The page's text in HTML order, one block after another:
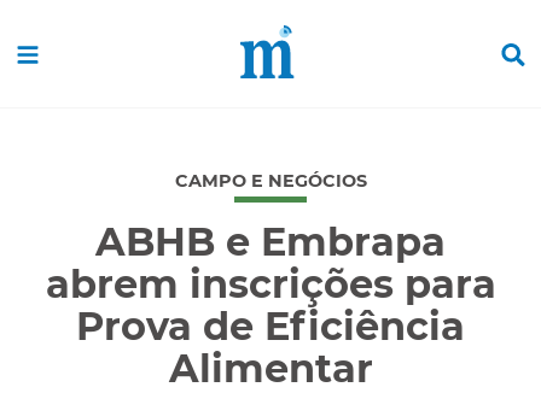
CAMPO E NEGÓCIOS
ABHB e Embrapa
abrem inscrições para
Prova de Eficiência
Alimentar